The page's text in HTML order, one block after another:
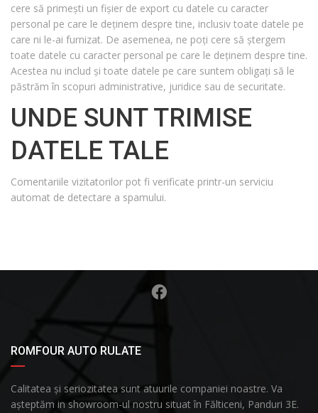
cere să primești un fișier de export cu datele cu caracter
personal pe care le deținem despre tine, inclusiv toate datele pe
care ni le-ai furnizat. De asemenea, ne poți cere să ștergem
toate datele cu caracter personal pe care le deținem despre tine.
Acestea nu includ și toate datele pe care suntem obligați să le
păstrăm în scopuri administrative, juridice sau de securitate.
UNDE SUNT TRIMISE
DATELE TALE
Comentariile vizitatorilor pot fi verificate printr-un serviciu
automat de detectare a spamului.
ROMFOUR AUTO RULATE
Calitatea și seriozitatea sunt atuurile companiei noastre. Va
așteptăm in showroom-ul nostru situat în Fălticeni, Panduri 3E.